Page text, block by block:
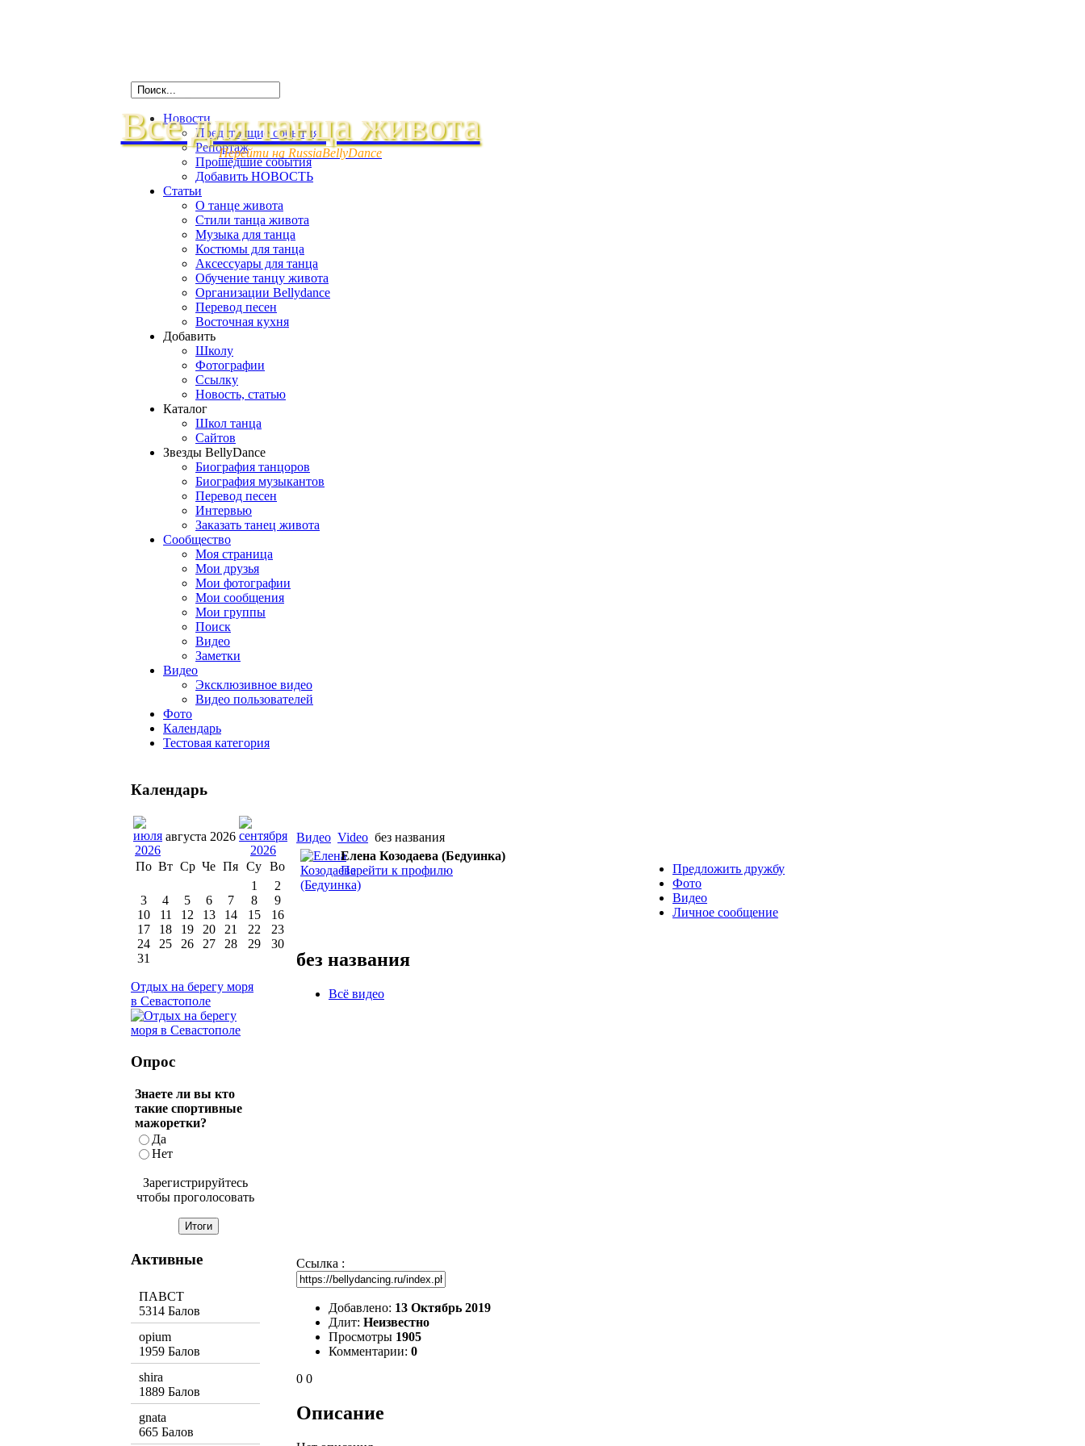
Все для танца живота
Перейти на RussiaBellyDance
Новости
Предстоящие события
Репортаж
Прошедшие события
Добавить НОВОСТЬ
Статьи
О танце живота
Стили танца живота
Музыка для танца
Костюмы для танца
Аксессуары для танца
Обучение танцу живота
Организации Bellydance
Перевод песен
Восточная кухня
Добавить
Школу
Фотографии
Ссылку
Новость, статью
Каталог
Школ танца
Сайтов
Звезды BellyDance
Биография танцоров
Биография музыкантов
Перевод песен
Интервью
Заказать танец живота
Сообщество
Моя страница
Мои друзья
Мои фотографии
Мои сообщения
Мои группы
Поиск
Видео
Заметки
Видео
Эксклюзивное видео
Видео пользователей
Фото
Календарь
Тестовая категория
Видео Video без названия
Елена Козодаева (Бедуинка)
Перейти к профилю
Предложить дружбу
Фото
Видео
Личное сообщение
без названия
Всё видео
Ссылка :
Добавлено: 13 Октябрь 2019
Длит: Неизвестно
Просмотры 1905
Комментарии: 0
0 0
Описание
Календарь
августа 2026
По Вт Ср Че Пя Су Во
1
2
3
4 5 6 7 8
9
10
11 12 13 14 15
16
17
18 19 20 21 22
23
24
25 26 27 28 29
30
31
Отдых на берегу моря
в Севастополе
Опрос
Знаете ли вы кто
такие спортивные
мажоретки?
Да
Нет
Зарегистрируйтесь
чтобы проголосовать
Активные
ПАВСТ
5314 Балов
opium
1959 Балов
shira
1889 Балов
gnata
665 Балов